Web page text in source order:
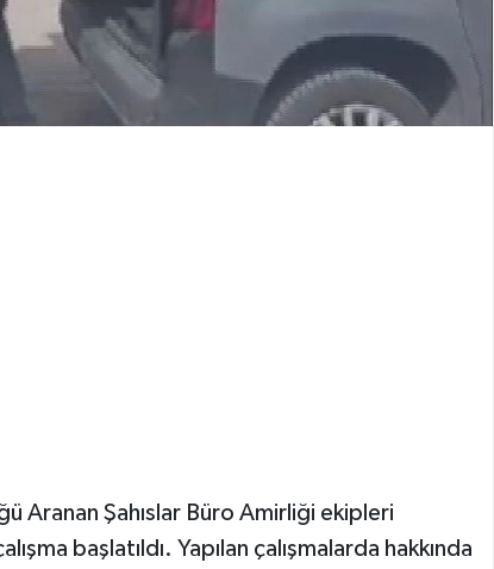
Aranan Şahıslar Büro Amirliği ekipleri
başlatıldı. Yapılan çalışmalarda hakkında